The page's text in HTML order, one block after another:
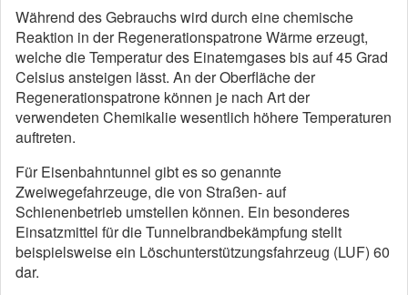
Während des Gebrauchs wird durch eine chemische
Reaktion in der Regenerationspatrone Wärme erzeugt,
welche die Temperatur des Einatemgases bis auf 45 Grad
Celsius ansteigen lässt. An der Oberfläche der
Regenerationspatrone können je nach Art der
verwendeten Chemikalie wesentlich höhere Temperaturen
auftreten.
Für Eisenbahntunnel gibt es so genannte
Zweiwegefahrzeuge, die von Straßen- auf
Schienenbetrieb umstellen können. Ein besonderes
Einsatzmittel für die Tunnelbrandbekämpfung stellt
beispielsweise ein Löschunterstützungsfahrzeug (LUF) 60
dar.